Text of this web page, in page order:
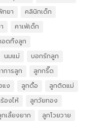
ยา
คลินิกเด็ก
คาเฟ่เด็ก
อดทิ้งลูก
นมแม่
บอกรักลูก
ารลูก
ลูกกรี๊ด
แง ลูกดื้อ
ลูกติดแม่
องไห้
ลูกวัยทอง
กเลี้ยงยาก
ลูกโวยวาย